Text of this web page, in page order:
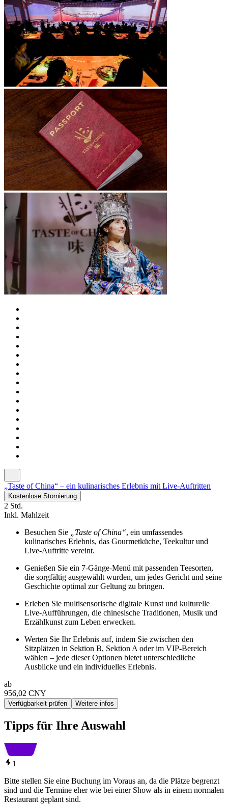
„Taste of China“ – ein kulinarisches Erlebnis mit Live-Auftritten
Kostenlose Stornierung
2 Std.
Inkl. Mahlzeit
Besuchen Sie
„Taste of China“, ein umfassendes
kulinarisches Erlebnis, das Gourmetküche, Teekultur und
Live-Auftritte vereint.
Genießen Sie ein 7-Gänge-Menü mit passenden Teesorten,
die sorgfältig ausgewählt wurden, um jedes Gericht und seine
Geschichte optimal zur Geltung zu bringen.
Erleben Sie multisensorische digitale Kunst und kulturelle
Live-Aufführungen, die chinesische Traditionen, Musik und
Erzählkunst zum Leben erwecken.
Werten Sie Ihr Erlebnis auf, indem Sie zwischen den
Sitzplätzen in Sektion B, Sektion A oder im VIP-Bereich
wählen – jede dieser Optionen bietet unterschiedliche
Ausblicke und ein individuelles Erlebnis.
ab
956,02 CNY
Verfügbarkeit prüfen Weitere infos
Tipps für Ihre Auswahl
1
Bitte stellen Sie eine Buchung im Voraus an, da die Plätze begrenzt
sind und die Termine eher wie bei einer Show als in einem normalen
Restaurant geplant sind.